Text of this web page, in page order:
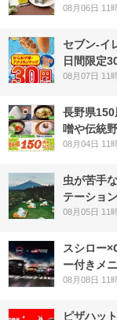
08月06日 11
セブン‐イ
日間限定
08月07日 11
長野県
噌や伝統
08月04日 11
虫が苦手
テーショ
08月05日 11
スシロー
ー付きメ
08月08日 11
ピザハッ